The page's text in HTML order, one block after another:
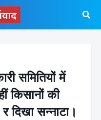
समितियों में
किसानों की
दिखा सन्नाटा।